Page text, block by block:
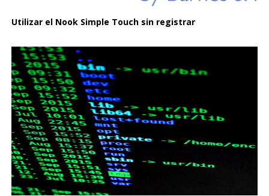
Utilizar el Nook Simple Touch sin registrar